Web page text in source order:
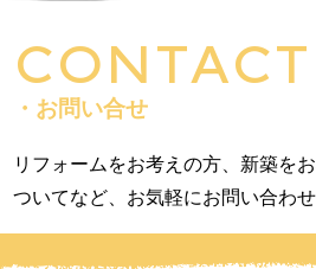
CONTACT
・お問い合せ
リフォームをお考えの方、新築を
ついてなど、お気軽にお問い合わせ